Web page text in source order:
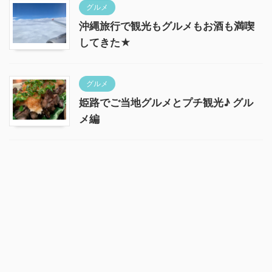
グルメ
沖縄旅行で観光もグルメもお酒も満喫
してきた★
グルメ
姫路でご当地グルメとプチ観光♪ グル
メ編